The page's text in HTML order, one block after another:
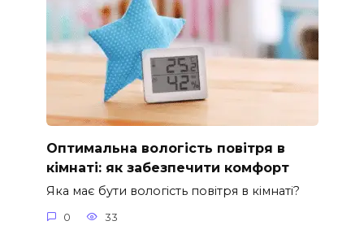
Оптимальна вологість повітря в
кімнаті: як забезпечити комфорт
Яка має бути вологість повітря в кімнаті?
0 33